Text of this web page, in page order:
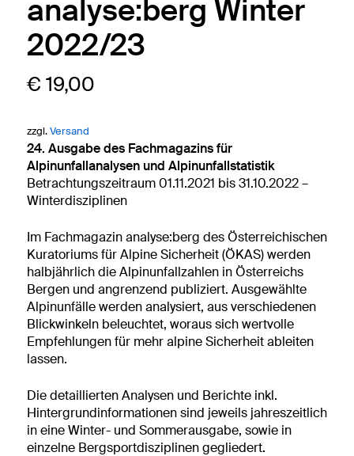
analyse:berg Winter
2022/23
€ 19,00
zzgl.Versand
24. Ausgabe des Fachmagazins für
Alpinunfallanalysen und Alpinunfallstatistik
Betrachtungszeitraum 01.11.2021 bis 31.10.2022 –
Winterdisziplinen
Im Fachmagazin analyse:berg des Österreichischen
Kuratoriums für Alpine Sicherheit (ÖKAS) werden
halbjährlich die Alpinunfallzahlen in Österreichs
Bergen und angrenzend publiziert. Ausgewählte
Alpinunfälle werden analysiert, aus verschiedenen
Blickwinkeln beleuchtet, woraus sich wertvolle
Empfehlungen für mehr alpine Sicherheit ableiten
lassen.
Die detaillierten Analysen und Berichte inkl.
Hintergrundinformationen sind jeweils jahreszeitlich
in eine Winter- und Sommerausgabe, sowie in
einzelne Bergsportdisziplinen gegliedert.